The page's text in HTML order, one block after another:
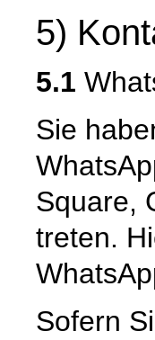
5)
5.1
Sie
Square,
treten.
Sofern